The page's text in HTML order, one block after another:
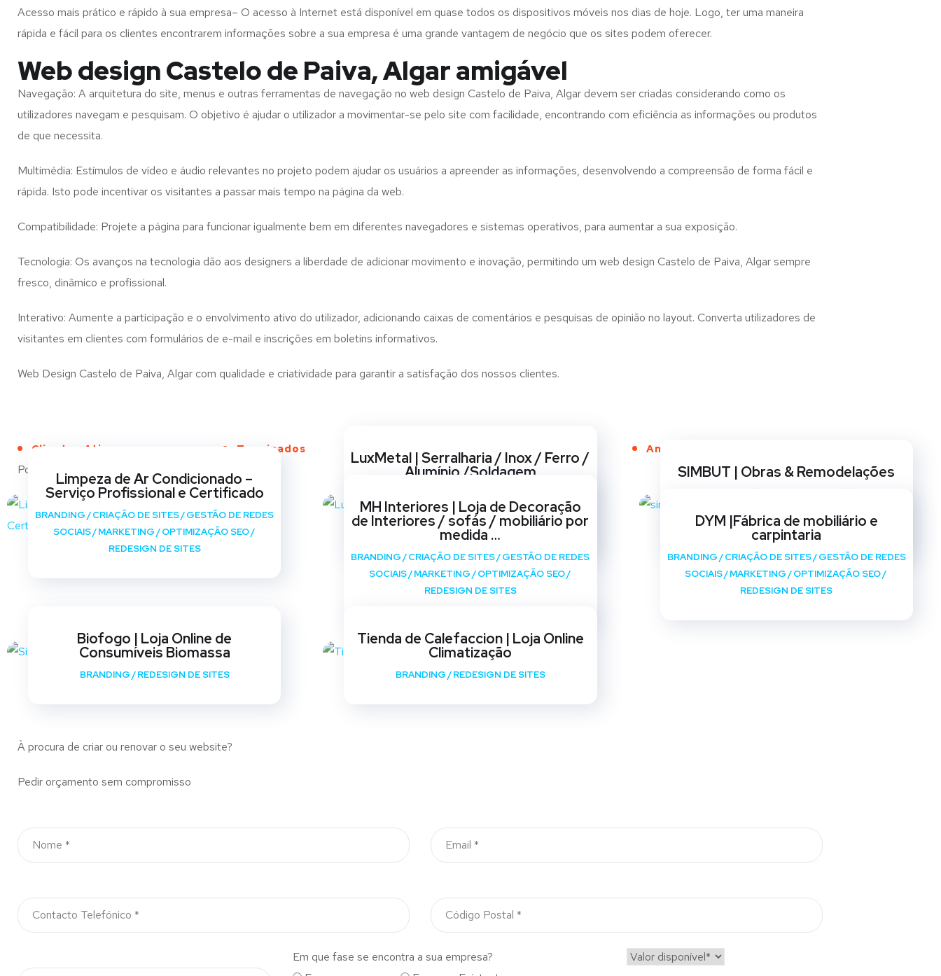
Acesso mais prático e rápido à sua empresa– O acesso à Internet está disponível em quase todos os dispositivos móveis nos dias de hoje. Logo, ter uma maneira
rápida e fácil para os clientes encontrarem informações sobre a sua empresa é uma grande vantagem de negócio que os sites podem oferecer.
Web design Castelo de Paiva, Algar amigável
Navegação: A arquitetura do site, menus e outras ferramentas de navegação no web design Castelo de Paiva, Algar devem ser criadas considerando como os
utilizadores navegam e pesquisam. O objetivo é ajudar o utilizador a movimentar-se pelo site com facilidade, encontrando com eficiência as informações ou produtos
de que necessita.
Multimédia: Estímulos de vídeo e áudio relevantes no projeto podem ajudar os usuários a apreender as informações, desenvolvendo a compreensão de forma fácil e
rápida. Isto pode incentivar os visitantes a passar mais tempo na página da web.
Compatibilidade: Projete a página para funcionar igualmente bem em diferentes navegadores e sistemas operativos, para aumentar a sua exposição.
Tecnologia: Os avanços na tecnologia dão aos designers a liberdade de adicionar movimento e inovação, permitindo um web design Castelo de Paiva, Algar sempre
fresco, dinâmico e profissional.
Interativo: Aumente a participação e o envolvimento ativo do utilizador, adicionando caixas de comentários e pesquisas de opinião no layout. Converta utilizadores de
visitantes em clientes com formulários de e-mail e inscrições em boletins informativos.
Web Design Castelo de Paiva, Algar com qualidade e criatividade para garantir a satisfação dos nossos clientes.
Clientes Ativos Terminados Anos de Serviço
Portfólio
Limpeza de Ar Condicionado –
Serviço Profissional e Certificado
BRANDING/CRIAÇÃO DE SITES/GESTÃO DE REDES
SOCIAIS/MARKETING/OPTIMIZAÇÃO SEO/
REDESIGN DE SITES
LuxMetal | Serralharia / Inox / Ferro /
Alumínio /Soldagem
SOCIAIS/ MARKETING/OPTIMIZAÇÃO SEO/
REDESIGN DE SITES
SIMBUT | Obras & Remodelações
REDESIGN DE SITES
MH Interiores | Loja de Decoração
de Interiores / sofás / mobiliário por
medida …
BRANDING /CRIAÇÃO DE SITES/GESTÃO DE REDES
SOCIAIS/MARKETING/OPTIMIZAÇÃO SEO/
REDESIGN DE SITES
DYM |Fábrica de mobiliário e
carpintaria
BRANDING/CRIAÇÃO DE SITES/GESTÃO DE REDES
SOCIAIS/MARKETING/OPTIMIZAÇÃO SEO/
REDESIGN DE SITES
Biofogo | Loja Online de
Consumíveis Biomassa
BRANDING/REDESIGN DE SITES
Tienda de Calefaccion | Loja Online
Climatização
BRANDING/REDESIGN DE SITES
À procura de criar ou renovar o seu website?
Pedir orçamento sem compromisso
Em que fase se encontra a sua empresa?